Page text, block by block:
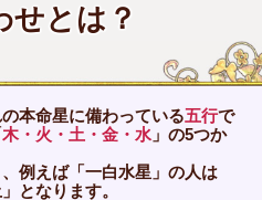
せとは？
本命星に備わっている五行で
木・火・土・金・水」の5つか
例えば「一白水星」の人は
となります。